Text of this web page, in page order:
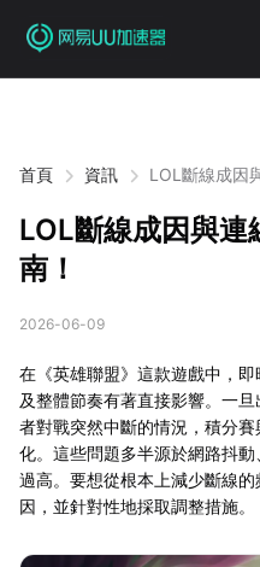
首頁 資訊 LOL斷線成因
LOL斷線成因與連
南！
2026-06-09
在《英雄聯盟》這款遊戲中，
及整體節奏有著直接影響。一
者對戰突然中斷的情況，積分
化。這些問題多半源於網路抖
過高。要想從根本上減少斷線
因，並針對性地採取調整措施。